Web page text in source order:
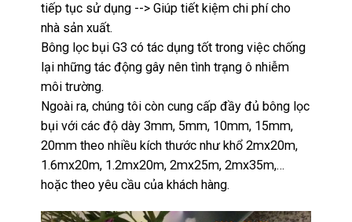
tiếp tục sử dụng --> Giúp tiết kiệm chi phí cho
nhà sản xuất.
Bông lọc bụi G3 có tác dụng tốt trong việc chống
lại những tác động gây nên tình trạng ô nhiễm
môi trường.
Ngoài ra, chúng tôi còn cung cấp đầy đủ bông lọc
bụi với các độ dày 3mm, 5mm, 10mm, 15mm,
20mm theo nhiều kích thước như khổ 2mx20m,
1.6mx20m, 1.2mx20m, 2mx25m, 2mx35m,…
hoặc theo yêu cầu của khách hàng.